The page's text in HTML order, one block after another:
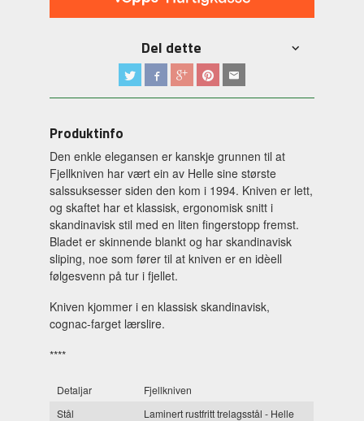
Del dette
Produktinfo
Den enkle elegansen er kanskje grunnen til at
Fjellkniven har vært ein av Helle sine største
salssuksesser siden den kom i 1994. Kniven er lett,
og skaftet har et klassisk, ergonomisk snitt i
skandinavisk stil med en liten fingerstopp fremst.
Bladet er skinnende blankt og harskandinavisk
sliping, noe som fører til at kniven er en idèell
følgesvenn på tur i fjellet.
Kniven kjommer i en klassisk skandinavisk,
cognac-farget lærslire.
****
Detaljar
Fjellkniven
Stål
Laminert rustfritt trelagsstål - Helle